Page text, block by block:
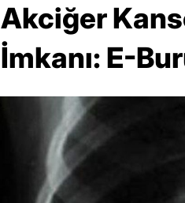
Akciğer
İmkanı: E-